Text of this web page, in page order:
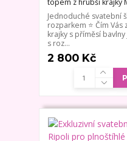
topem z hrubší krajky
Jednoduché svatební
rozparkem ⭐ Čím
krajky s příměsí
s roz...
2 800 Kč